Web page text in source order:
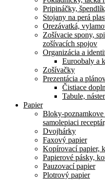
Pripináčky,
Stojany na perá
Orezávatká,
Zošívacie spony,
zošívacích spojov
Organizácia a
Euroobaly a
Zošívačky
Prezentácia a
Čistiace
Tabule,
Papier
Bloky-poznamkove
samolepiaci
Dvojhárky
Faxový papier
Kopírovací papier,
Papierové pásky,
Pauzovací papier
Plotrový papier